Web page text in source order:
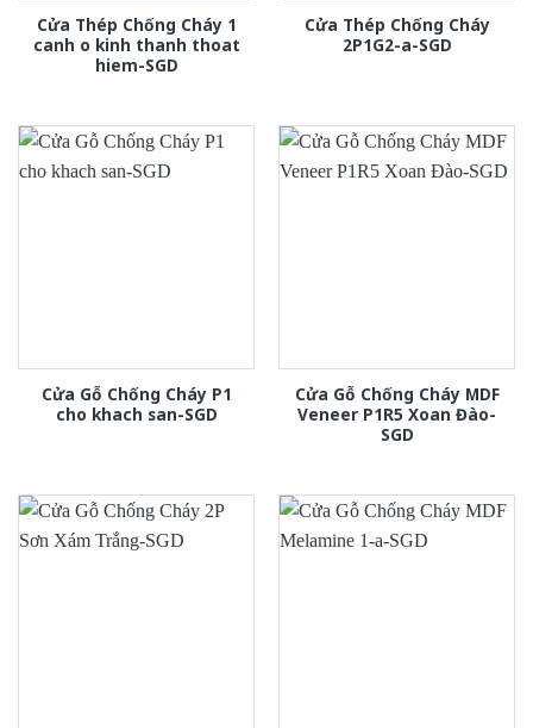
Cửa Thép Chống Cháy 1
canh o kinh thanh thoat
hiem-SGD
Cửa Thép Chống Cháy
2P1G2-a-SGD
Cửa Gỗ Chống Cháy P1
cho khach san-SGD
Cửa Gỗ Chống Cháy MDF
Veneer P1R5 Xoan Đào-
SGD